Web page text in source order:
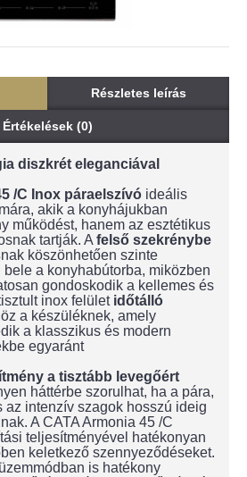
Részletes leírás
Értékelések (0)
diszkrét eleganciával
/C Inox páraelszívó ideális
akik a konyhájukban
működést, hanem az esztétikus
tartják. A felső szekrénybe
nak köszönhetően szinte
a konyhabútorba, miközben
gondoskodik a kellemes és
inox felület időtálló
a készüléknek, amely
a klasszikus és modern
egyaránt
a tisztább levegőért
háttérbe szorulhat, ha a pára,
az intenzív szagok hosszú ideig
A CATA Armonia 45 /C
teljesítményével hatékonyan
keletkező szennyeződéseket.
is hatékony